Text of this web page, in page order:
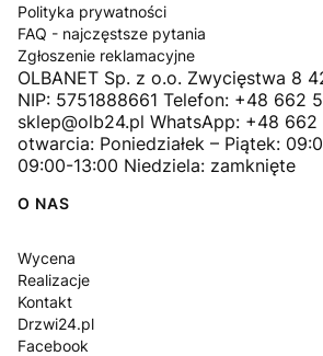
Polityka prywatności
FAQ - najczęstsze pytania
Zgłoszenie reklamacyjne
OLBANET Sp. z o.o. Zwycięstwa 8
NIP: 5751888661 Telefon: +48 662
sklep@olb24.pl WhatsApp: +48
otwarcia: Poniedziałek – Piątek:
09:00-13:00 Niedziela: zamknięte
O NAS
Wycena
Realizacje
Kontakt
Drzwi24.pl
Facebook